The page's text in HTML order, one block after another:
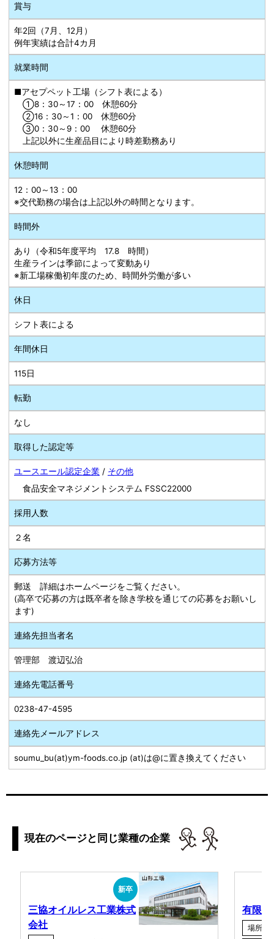
賞与
年2回（7月、12月）
例年実績は合計4カ月
就業時間
■アセプペット工場（シフト表による）
①8：30～17：00 休憩60分
②16：30～1：00 休憩60分
③0：30～9：00 休憩60分
上記以外に生産品目により時差勤務あり
休憩時間
12：00～13：00
※交代勤務の場合は上記以外の時間となります。
時間外
あり（令和5年度平均 17.8 時間）
生産ラインは季節によって変動あり
※新工場稼働初年度のため、時間外労働が多い
休日
シフト表による
年間休日
115日
転勤
なし
取得した認定等
ユースエール認定企業 / その他
食品安全マネジメントシステム FSSC22000
採用人数
２名
応募方法等
郵送 詳細はホームページをご覧ください。
(高卒で応募の方は既卒者を除き学校を通じての応募をお願いし
ます)
連絡先担当者名
管理部 渡辺弘治
連絡先電話番号
0238-47-4595
連絡先メールアドレス
soumu_bu(at)ym-foods.co.jp (at)は@に置き換えてください
現在のページと同じ業種の企業
新卒
三協オイルレス工業株式
会社
有限会
場所